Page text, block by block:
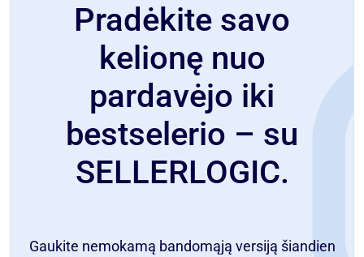
Pradėkite savo
kelionę nuo
pardavėjo iki
bestselerio – su
SELLERLOGIC.
Gaukite nemokamą bandomąją versiją šiandien